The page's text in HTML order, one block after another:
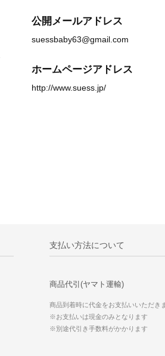
公開メールアドレス
suessbaby63@gmail.com
ホームページアドレス
http://www.suess.jp/
支払い方法について
商品代引(ヤマト運輸)
商品到着時に代金をお支払いいただき
※お支払いは現金のみとなります
※別途代引き手数料がかかります